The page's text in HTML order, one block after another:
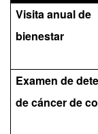
Visita anual de
bienestar
Examen de
de cáncer de